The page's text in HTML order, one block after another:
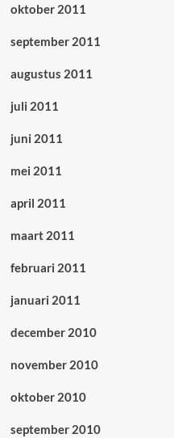
oktober 2011
september 2011
augustus 2011
juli 2011
juni 2011
mei 2011
april 2011
maart 2011
februari 2011
januari 2011
december 2010
november 2010
oktober 2010
september 2010